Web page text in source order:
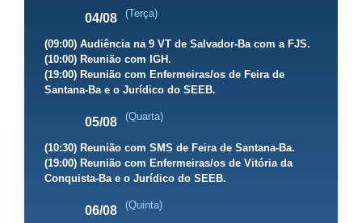
04/08 (Terça)
(09:00) Audiência na 9 VT de Salvador-Ba com a FJS.
(10:00) Reunião com IGH.
(19:00) Reunião com Enfermeiras/os de Feira de
Santana-Ba e o Jurídico do SEEB.
05/08 (Quarta)
(10:30) Reunião com SMS de Feira de Santana-Ba.
(19:00) Reunião com Enfermeiras/os de Vitória da
Conquista-Ba e o Jurídico do SEEB.
06/08 (Quinta)